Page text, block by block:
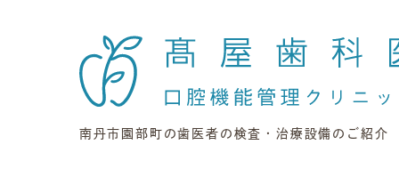
南丹市園部町の歯医者の検査・治療設備のご紹介